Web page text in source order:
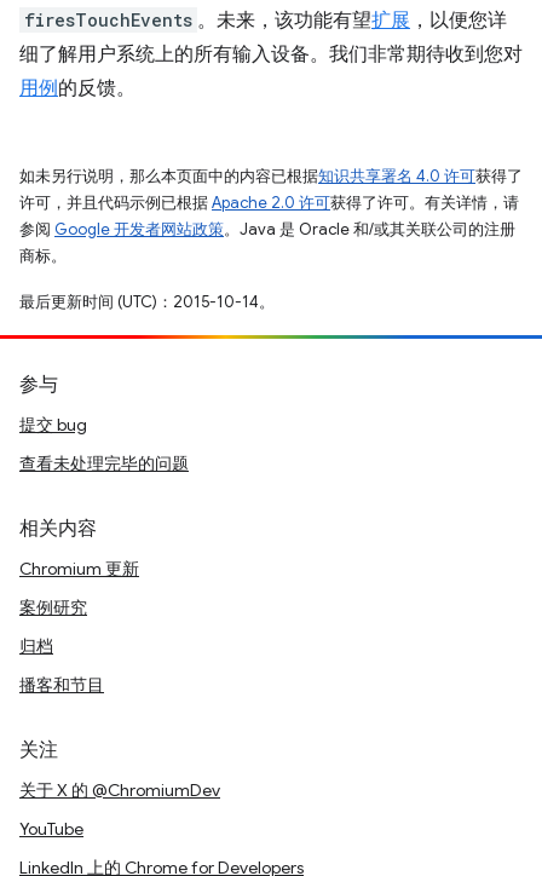
firesTouchEvents 。未来，该功能有望扩展 ，以便您详
细了解用户系统上的所有输入设备。我们非常期待收到您对
用例的反馈。
如未另行说明，那么本页面中的内容已根据知识共享署名 4.0 许可获得了
许可，并且代码示例已根据Apache 2.0 许可获得了许可。有关详情，请
参阅 Google 开发者网站政策。Java 是 Oracle 和/或其关联公司的注册
商标。
最后更新时间 (UTC)：2015-10-14。
参与
提交 bug
查看未处理完毕的问题
相关内容
Chromium 更新
案例研究
归档
播客和节目
关注
关于 X 的 @ChromiumDev
YouTube
LinkedIn 上的 Chrome for Developers